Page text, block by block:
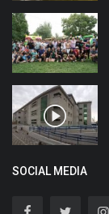
SOCIAL MEDIA